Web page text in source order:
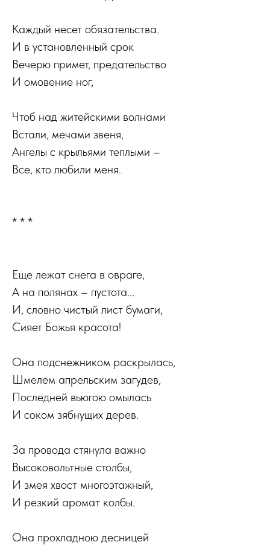
Каждый несет обязательства.
И в установленный срок
Вечерю примет, предательство
И омовение ног,
Чтоб над житейскими волнами
Встали, мечами звеня,
Ангелы с крыльями теплыми –
Все, кто любили меня.
* * *
Еще лежат снега в овраге,
А на полянах – пустота...
И, словно чистый лист бумаги,
Сияет Божья красота!
Она подснежником раскрылась,
Шмелем апрельским загудев,
Последней вьюгою омылась
И соком зябнущих дерев.
За провода стянула важно
Высоковольтные столбы,
И змея хвост многоэтажный,
И резкий аромат колбы.
Она прохладною десницей